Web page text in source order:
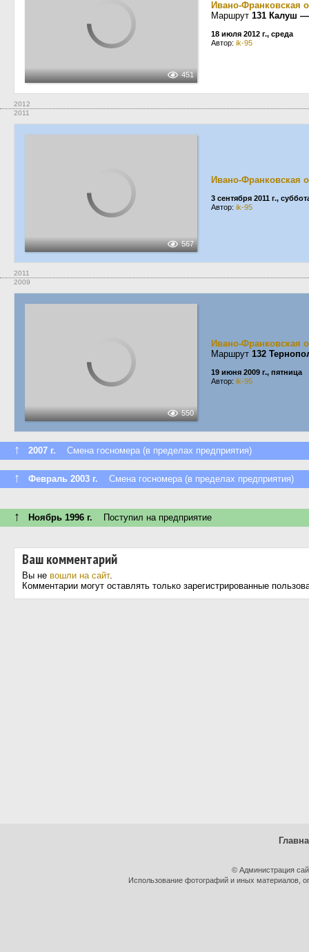
451
Ивано-Франковская
Маршрут 131 Калуш —
18 июля 2012 г., среда
Автор: ik-95
2012
2011
567
Ивано-Франковская
3 сентября 2011 г.,
Автор: ik-95
2011
2009
550
Ивано-Франковская
Маршрут 132
19 июня 2009 г., пятница
Автор: ik-95
↑ 2007 г. Смена госномера (в пределах предприятия)
↑ Февраль 2003 г. Смена госномера (в пределах предприятия)
↑ Ноябрь 1996 г. Поступил на предприятие
Ваш комментарий
Вы не вошли на сайт.
Комментарии могут оставлять только зарегистрированные
© Администрация
Использование фотографий и иных материалов,